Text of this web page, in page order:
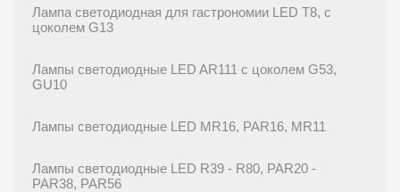
Лампа светодиодная для гастрономии LED T8, с
цоколем G13
Лампы светодиодные LED AR111 с цоколем G53,
GU10
Лампы светодиодные LED MR16, PAR16, MR11
Лампы светодиодные LED R39 - R80, PAR20 -
PAR38, PAR56